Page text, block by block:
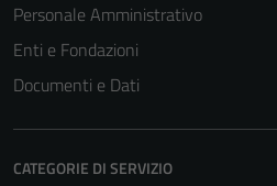
Personale Amministrativo
Enti e Fondazioni
Documenti e Dati
CATEGORIE DI SERVIZIO